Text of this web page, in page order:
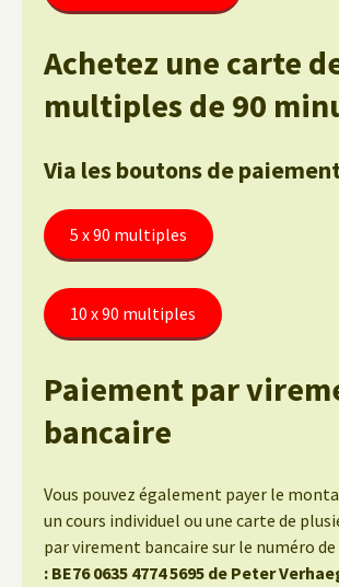
Achetez une carte
multiples de 90
Via les boutons de
5 x 90 multiples
10 x 90 multiples
Paiement par
bancaire
Vous pouvez également payer le
un cours individuel ou une carte de
par virement bancaire sur le numéro
: BE76 0635 4774 5695 de Peter